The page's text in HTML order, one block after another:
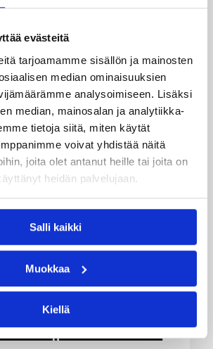
evästeitä
tarjoamamme sisällön ja mainosten
median ominaisuuksien
analysoimiseen. Lisäksi
median, mainosalan ja analytiikka-
tietoja siitä, miten käytät
voivat yhdistää näitä
joita olet antanut heille tai joita on
heidän palvelujaan.
Salli kaikki
Muokkaa
Kiellä
22:58
3×3-
aloittivat Nordic Cup
Kööpenhaminassa